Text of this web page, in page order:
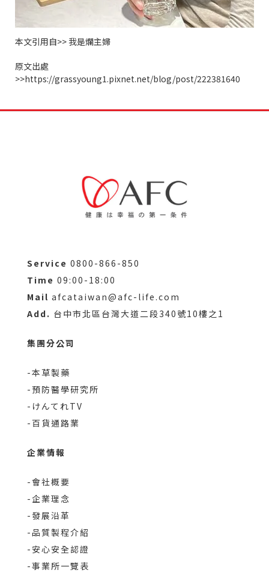
本文引用自>>我是爛主婦
原文出處
>>https://grassyoung1.pixnet.net/blog/post/222381640
Service 0800-866-850
Time 09:00-18:00
Mail afcataiwan@afc-life.com
Add. 台中市北區台灣大道二段340號10樓之1
集團分公司
-本草製藥
-預防醫學研究所
-けんてれTV
-百貨通路業
企業情報
-會社概要
-企業理念
-發展沿革
-品質製程介紹
-安心安全認證
-事業所一覽表